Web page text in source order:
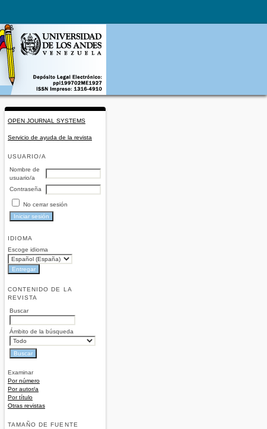
OPEN JOURNAL SYSTEMS
Servicio de ayuda de la revista
USUARIO/A
Nombre de
usuario/a
Contraseña
No cerrar sesión
IDIOMA
Escoge idioma
CONTENIDO DE LA
REVISTA
Buscar
Ámbito de la búsqueda
Examinar
Por número
Por autor/a
Por título
Otras revistas
TAMAÑO DE FUENTE